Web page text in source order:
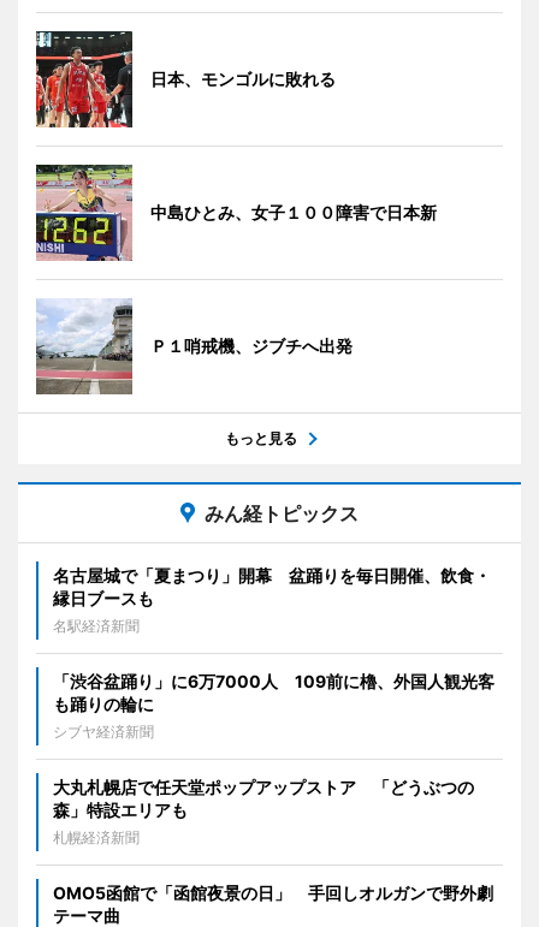
日本、モンゴルに敗れる
中島ひとみ、女子１００障害で日本新
Ｐ１哨戒機、ジブチへ出発
もっと見る
みん経トピックス
名古屋城で「夏まつり」開幕 盆踊りを毎日開催、飲食・
縁日ブースも
名駅経済新聞
「渋谷盆踊り」に6万7000人 109前に櫓、外国人観光客
も踊りの輪に
シブヤ経済新聞
大丸札幌店で任天堂ポップアップストア 「どうぶつの
森」特設エリアも
札幌経済新聞
OMO5函館で「函館夜景の日」 手回しオルガンで野外劇
テーマ曲